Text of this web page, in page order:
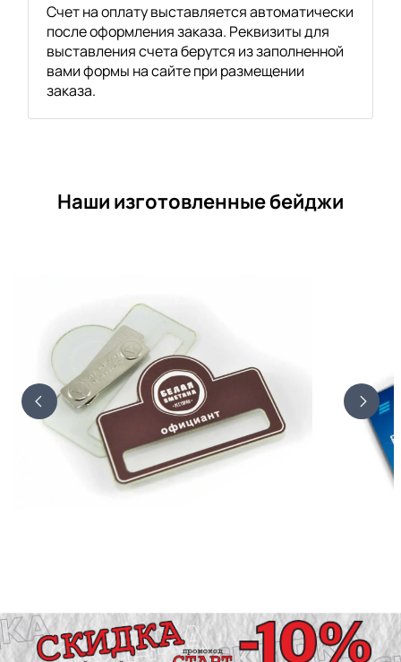
Счет на оплату выставляется автоматически
после оформления заказа. Реквизиты для
выставления счета берутся из заполненной
вами формы на сайте при размещении
заказа.
Наши изготовленные бейджи